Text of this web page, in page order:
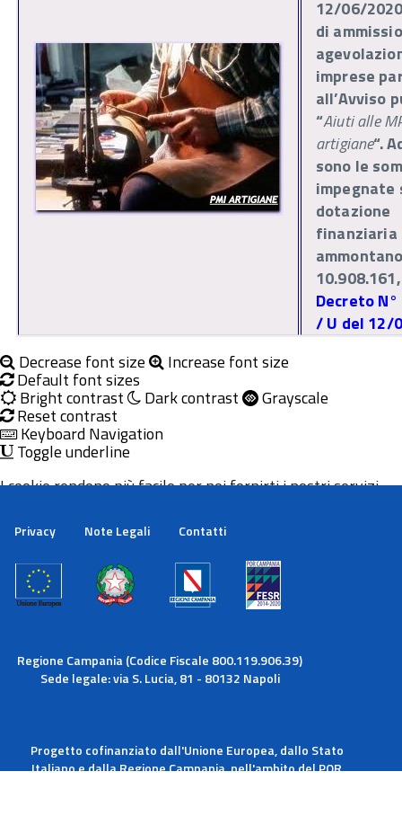
12/06/
di
imprese
all’Avviso
“Aiuti alle
artigiane“.
sono le
impegnate
dotazione
Decreto
/ U del 12/
Decrease font size
Increase font size
Default font sizes
Bright contrast Dark contrast Grayscale
Reset contrast
Keyboard Navigation
Toggle underline
Privacy Note Legali Contatti
Regione Campania (Codice Fiscale 800.119.906.39)
Sede legale: via S. Lucia, 81 - 80132 Napoli
Progetto cofinanziato dall'Unione Europea, dallo Stato
Italiano e dalla Regione Campania, nell'ambito del POR
I cookie rendono più facile per noi fornirti i nostri servizi.
cookie.
Maggiori informazioni